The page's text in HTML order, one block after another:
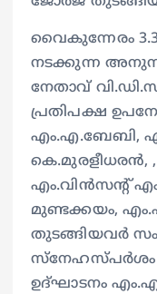
വൈകുന്നേരം
നടക്കുന്ന
നേതാവ്
പ്രതിപക്ഷ
എം.എ.ബേബി,
കെ.മുരളീധരന്‍, ,
എം.വിന്‍സന്റ്
മുണ്ടക്കയം,
തുടങ്ങിയവര്‍
സ്‌നേഹസ്പര്‍ശം
ഉദ്ഘാടനം